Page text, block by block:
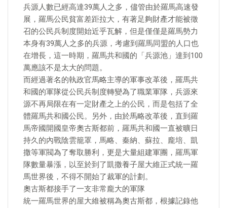
兵源人數已經高達39萬人之多，儘管由於羅馬高速發
展，羅馬公民貧富差距拉大，有著足夠財產才能被徵
召的公民兵制度開始近乎瓦解，但是僅僅是羅馬勢力
本身有39萬人之多的兵源，考慮到羅馬同盟的人口也
在增長，這一時期，羅馬共和國的「兵源池」達到100
萬應該不是太大的問題。
而經過著名的執政官馬略主導的軍事改革後，羅馬共
和國的軍隊從公民兵制度轉變為了職業軍隊，兵源來
源不再局限在有一定財產之上的公民，而是包括了全
體羅馬共和國公民。另外，由於馬略改革後，直到羅
馬帝國開國皇帝奧古斯都前，羅馬共和國一直被曠日
持久的內戰陰雲籠罩，馬略、秦納、蘇拉、龐培、凱
撒等軍閥為了奪取勝利，更是大量組建軍團，羅馬軍
隊數量暴漲，以至於到了凱撒養子屋大維正式統一羅
馬世界後，不得不開始了裁軍的計劃。
奧古斯都接手了一支非常龐大的軍隊
統一羅馬世界的屋大維被稱為奧古斯都，根據記錄他